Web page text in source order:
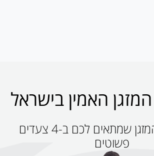
האמין בישראל
לבחור את המזגן שמתאים לכם ב-4 צעדים
פשוטים